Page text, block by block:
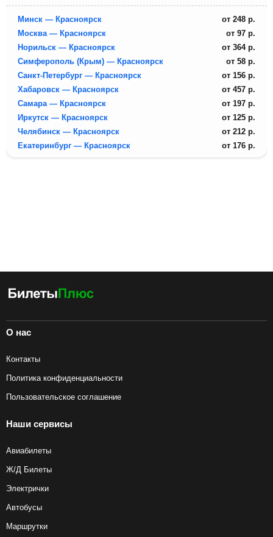
Минск — Красноярск от 248 р.
Москва — Красноярск
от 97 р.
Норильск — Красноярск
от 364 р.
Симферополь (Крым) — Красноярск
от 58 р.
Санкт-Петербург — Красноярск
от 156 р.
Хабаровск — Красноярск
от 457 р.
Самара — Красноярск
от 197 р.
Иркутск — Красноярск
от 125 р.
Челябинск — Красноярск
от 212 р.
Екатеринбург — Красноярск
от 176 р.
О нас
Контакты
Политика конфиденциальности
Пользовательское соглашение
Наши сервисы
Авиабилеты
Ж/Д Билеты
Электрички
Автобусы
Маршрутки